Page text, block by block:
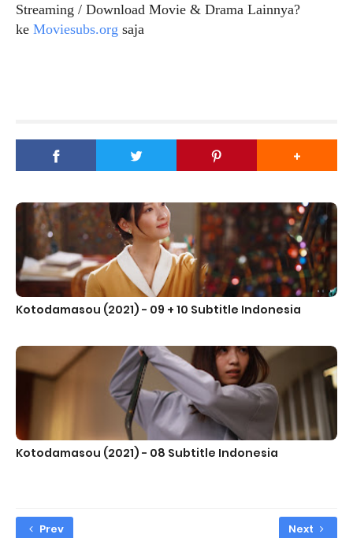
Streaming / Download Movie & Drama Lainnya?
ke Moviesubs.org saja
Kotodamasou (2021) - 09 + 10 Subtitle Indonesia
Kotodamasou (2021) - 08 Subtitle Indonesia
Prev Next